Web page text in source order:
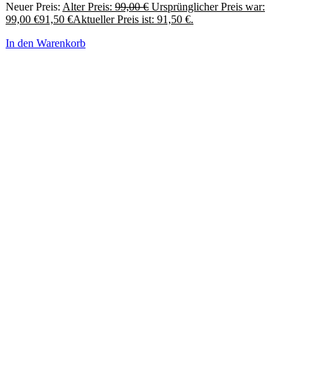
Neuer Preis: Alter Preis: 99,00€ Ursprünglicher Preis war:
99,00 €91,50 €Aktueller Preis ist: 91,50 €.
In den Warenkorb